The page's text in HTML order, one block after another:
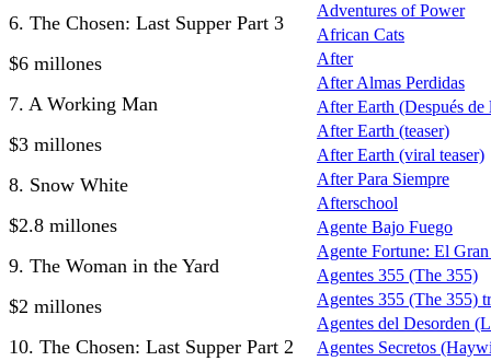
6. The Chosen: Last Supper Part 3
$6 millones
7. A Working Man
$3 millones
8. Snow White
$2.8 millones
9. The Woman in the Yard
$2 millones
10. The Chosen: Last Supper Part 2
Adventures of Power
African Cats
After
After Almas Perdidas
After Earth (Después de
After Earth (teaser)
After Earth (viral teaser)
After Para Siempre
Afterschool
Agente Bajo Fuego
Agente Fortune: El
Agentes 355 (The 355)
Agentes 355 (The 355)
Agentes del Desorden
Agentes Secretos